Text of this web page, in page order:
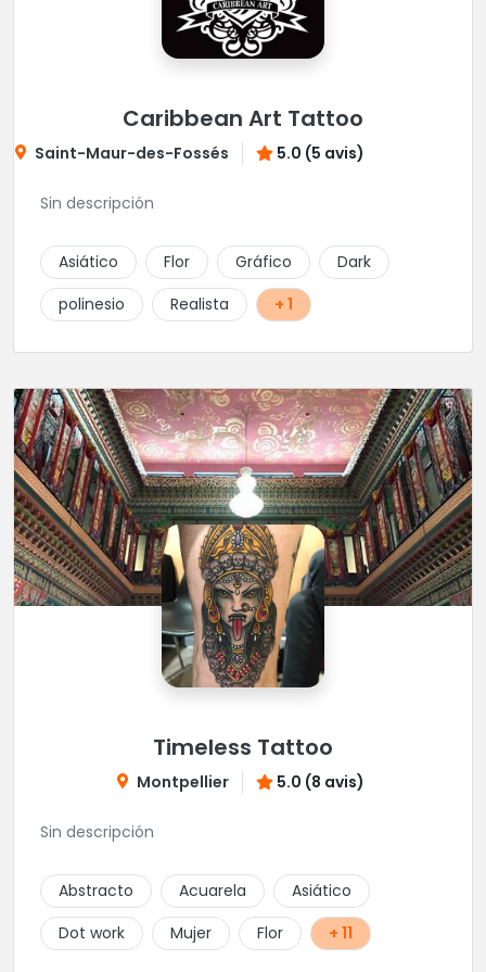
Caribbean Art Tattoo
Saint-Maur-des-Fossés 5.0 (5 avis)
Sin descripción
Asiático Flor Gráfico
Dark
polinesio
Realista + 1
Timeless Tattoo
Montpellier 5.0 (8 avis)
Sin descripción
Abstracto Acuarela
Asiático
Dot work
Mujer Flor + 11